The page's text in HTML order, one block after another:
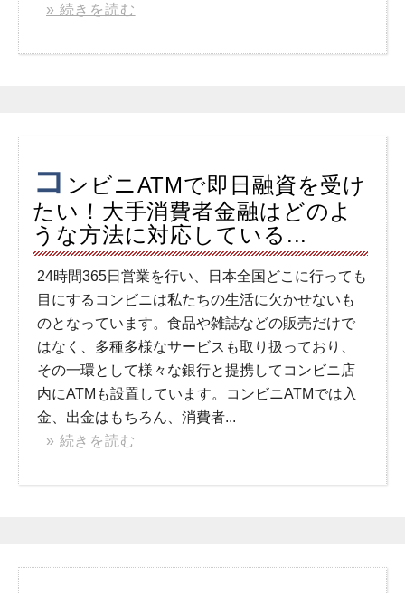
» 続きを読む
コ ンビニATMで即日融資を受け
たい！大手消費者金融はどのよ
うな方法に対応している...
24時間365日営業を行い、日本全国どこに行っても
目にするコンビニは私たちの生活に欠かせないも
のとなっています。食品や雑誌などの販売だけで
はなく、多種多様なサービスも取り扱っており、
その一環として様々な銀行と提携してコンビニ店
内にATMも設置しています。コンビニATMでは入
金、出金はもちろん、消費者...
» 続きを読む